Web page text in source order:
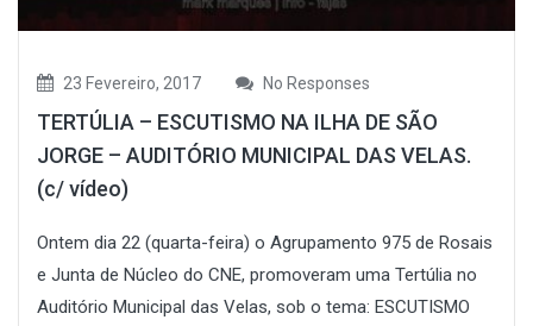
23 Fevereiro, 2017 No Responses
TERTÚLIA – ESCUTISMO NA ILHA DE SÃO
JORGE – AUDITÓRIO MUNICIPAL DAS VELAS.
(c/ vídeo)
Ontem dia 22 (quarta-feira) o Agrupamento 975 de Rosais
e Junta de Núcleo do CNE, promoveram uma Tertúlia no
Auditório Municipal das Velas, sob o tema: ESCUTISMO